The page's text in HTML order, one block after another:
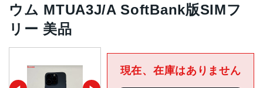
ウム MTUA3J/A SoftBank版SIMフ
リー 美品
現在、在庫はありません